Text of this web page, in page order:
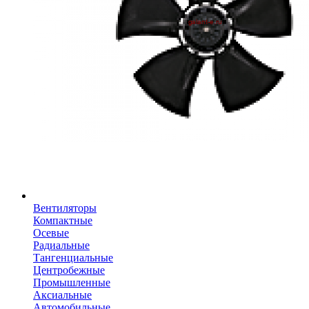
Вентиляторы
Компактные
Осевые
Радиальные
Тангенциальные
Центробежные
Промышленные
Аксиальные